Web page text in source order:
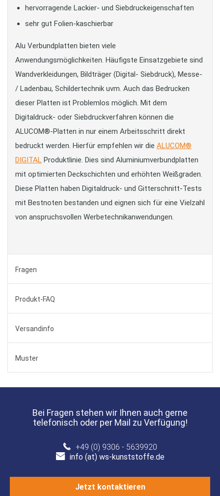
hervorragende Lackier- und Siebdruckeigenschaften
sehr gut Folien-kaschierbar
Alu Verbundplatten bieten viele
Anwendungsmöglichkeiten. Häufigste Einsatzgebiete sind
Wandverkleidungen, Bildträger (Digital- Siebdruck), Messe-
/ Ladenbau, Schildertechnik uvm. Auch das Bedrucken
dieser Platten ist Problemlos möglich. Mit dem
Digitaldruck- oder Siebdruckverfahren können die
ALUCOM®-Platten in nur einem Arbeitsschritt direkt
bedruckt werden. Hierfür empfehlen wir die ALUCOM®
DIGITAL Produktlinie. Dies sind Aluminiumverbundplatten
mit optimierten Deckschichten und erhöhten Weißgraden.
Diese Platten haben Digitaldruck- und Gitterschnitt-Tests
mit Bestnoten bestanden und eignen sich für eine Vielzahl
von anspruchsvollen Werbetechnikanwendungen.
Fragen
Produkt-FAQ
Versandinfo
Muster
Bei Fragen stehen wir Ihnen auch gerne
telefonisch oder per Mail zu Verfügung!
+49 (0) 9306 - 5639920
info (at) ws-kunststoffe.de
Jetzt kontaktieren